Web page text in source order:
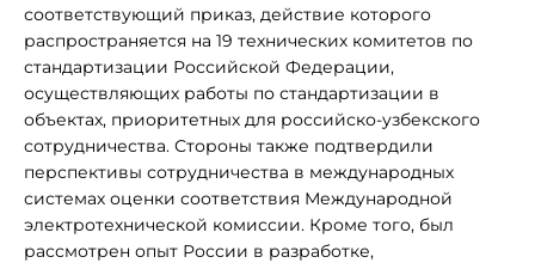
соответствующий приказ, действие которого
распространяется на 19 технических комитетов по
стандартизации Российской Федерации,
осуществляющих работы по стандартизации в
объектах, приоритетных для российско-узбекского
сотрудничества. Стороны также подтвердили
перспективы сотрудничества в международных
системах оценки соответствия Международной
электротехнической комиссии. Кроме того, был
рассмотрен опыт России в разработке,